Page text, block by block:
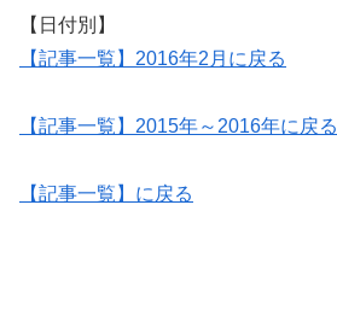
【日付別】
【記事一覧】2016年2月に戻る
【記事一覧】2015年～2016年に戻る
【記事一覧】に戻る